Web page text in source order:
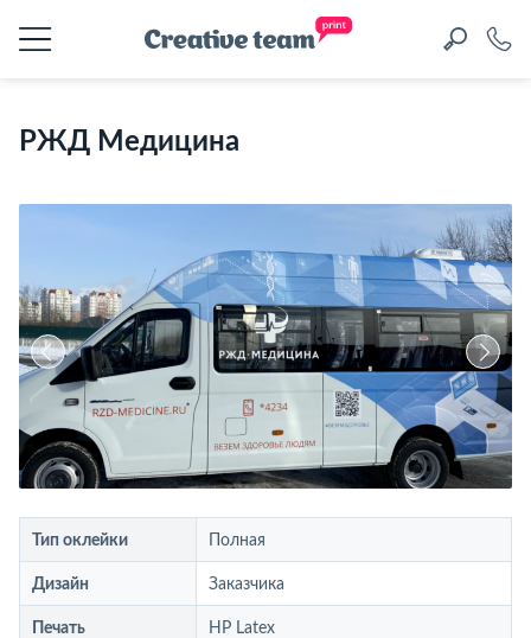
РЖД Медицина
Тип оклейки Полная
Дизайн Заказчика
Печать HP Latex